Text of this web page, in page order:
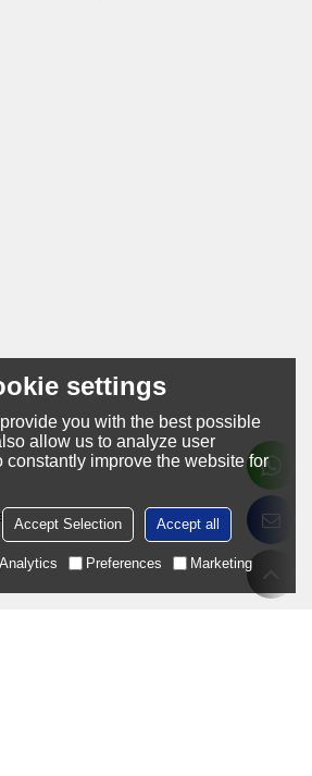
settings
you with the best possible
allow us to analyze user
constantly improve the website for
Accept Selection Accept all
Analytics Preferences Marketing